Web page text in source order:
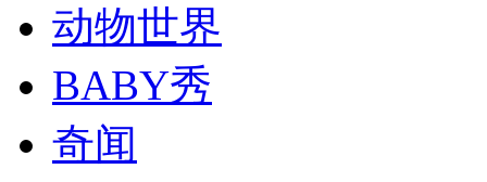
外交部：有关国家言论片面不公正
安徽一实载49人客车翻车
动物世界
BABY秀
奇闻